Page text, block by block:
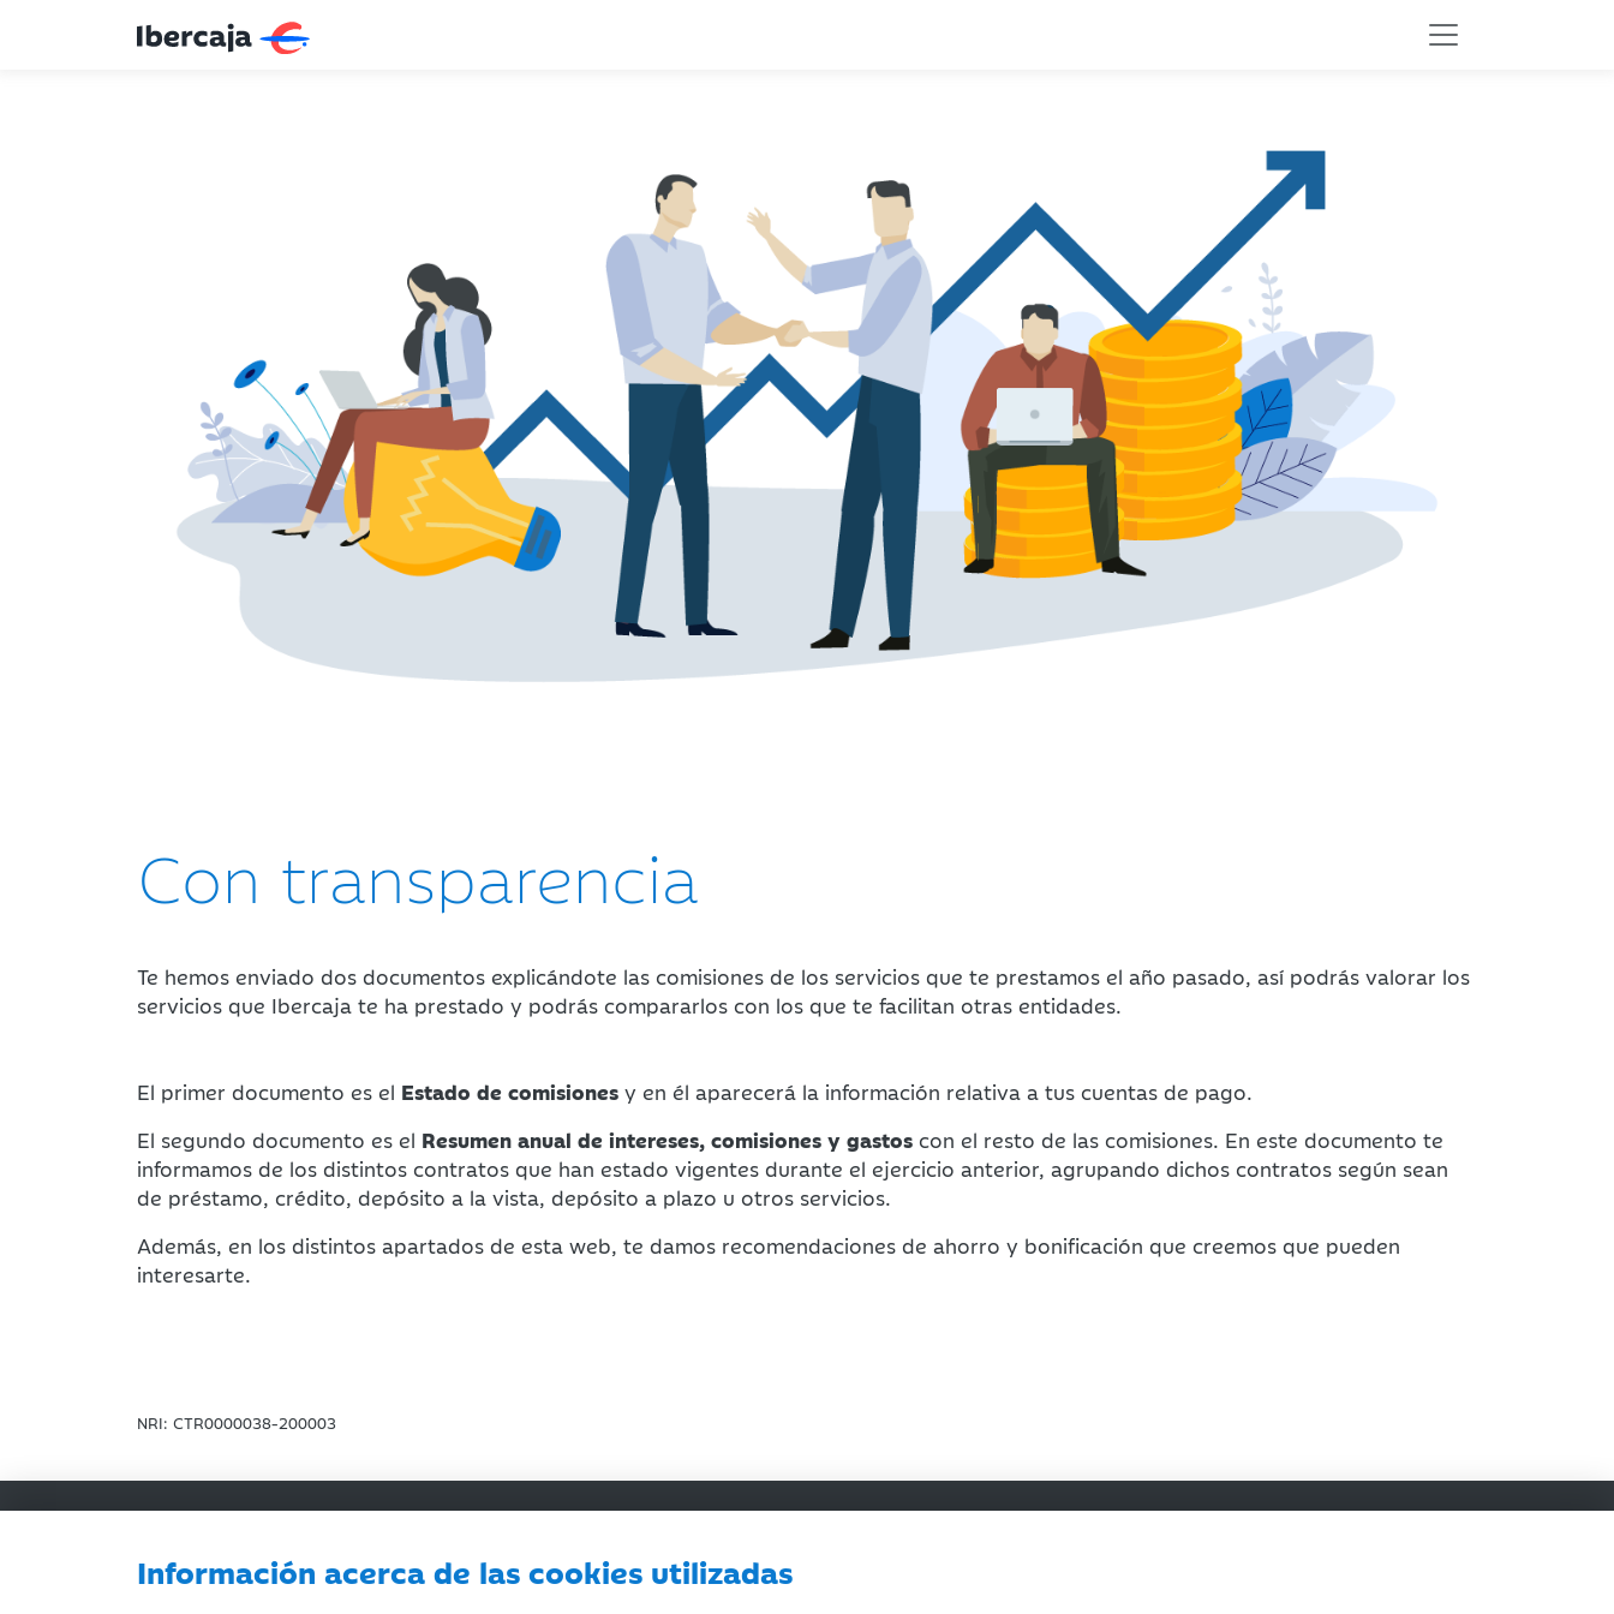
Información acerca de las cookies utilizadas
Con transparencia
Te hemos enviado dos documentos explicándote las comisiones de los servicios que te prestamos el año pasado, así podrás valorar los
servicios que Ibercaja te ha prestado y podrás compararlos con los que te facilitan otras entidades.
El primer documento es el Estado de comisiones y en él aparecerá la información relativa a tus cuentas de pago.
El segundo documento es el Resumen anual de intereses, comisiones y gastos con el resto de las comisiones. En este documento te
informamos de los distintos contratos que han estado vigentes durante el ejercicio anterior, agrupando dichos contratos según sean
de préstamo, crédito, depósito a la vista, depósito a plazo u otros servicios.
Además, en los distintos apartados de esta web, te damos recomendaciones de ahorro y bonificación que creemos que pueden
interesarte.
NRI: CTR0000038-200003